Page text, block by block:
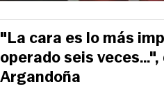
"La cara es lo más
operado seis
Argandoña